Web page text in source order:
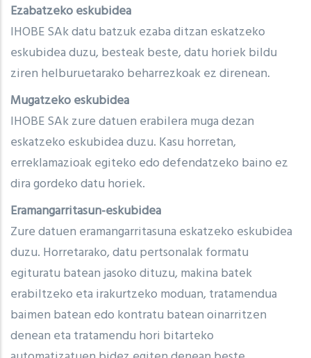
Ezabatzeko eskubidea
IHOBE SAk datu batzuk ezaba ditzan eskatzeko
eskubidea duzu, besteak beste, datu horiek bildu
ziren helburuetarako beharrezkoak ez direnean.
Mugatzeko eskubidea
IHOBE SAk zure datuen erabilera muga dezan
eskatzeko eskubidea duzu. Kasu horretan,
erreklamazioak egiteko edo defendatzeko baino ez
dira gordeko datu horiek.
Eramangarritasun-eskubidea
Zure datuen eramangarritasuna eskatzeko eskubidea
duzu. Horretarako, datu pertsonalak formatu
egituratu batean jasoko dituzu, makina batek
erabiltzeko eta irakurtzeko moduan, tratamendua
baimen batean edo kontratu batean oinarritzen
denean eta tratamendu hori bitarteko